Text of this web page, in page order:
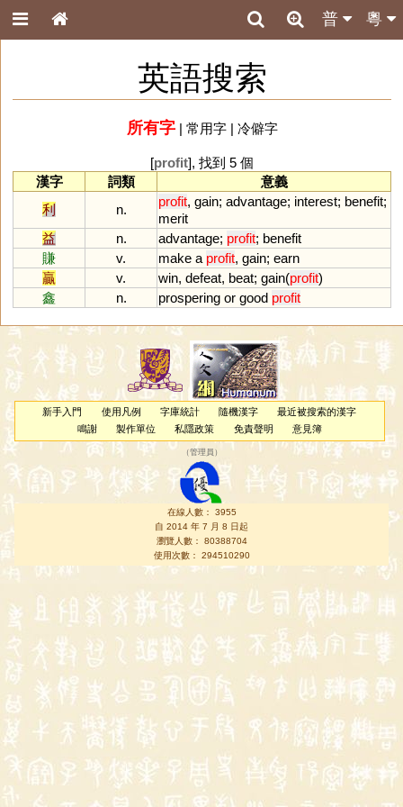
粵
普
英語搜索
所有字| 常用字| 冷僻字
[profit], 找到 5 個
漢字
詞類
意義
利
n.
profit, gain; advantage; interest; benefit;
merit
益
n. advantage; profit; benefit
賺
v. make a profit, gain; earn
贏
v. win, defeat, beat; gain(profit)
鑫
n. prospering or good profit
新手入門 使用凡例 字庫統計 隨機漢字
最近被搜索的漢字
鳴謝
製作單位 私隱政策 免責聲明 意見簿
（管理員 ）
在線人數： 3955
自 2014 年 7 月 8 日起
瀏覽人數： 80388704
使用次數： 294510290